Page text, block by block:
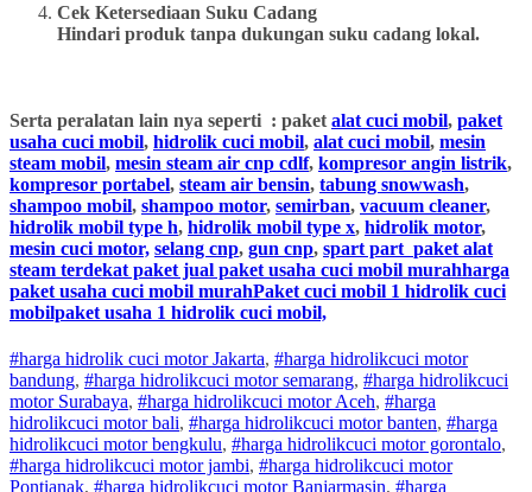
Cek Ketersediaan Suku Cadang
Hindari produk tanpa dukungan suku cadang lokal.
Serta peralatan lain nya seperti : paket alat cuci mobil, paket
usaha cuci mobil, hidrolik cuci mobil, alat cuci mobil, mesin
steam mobil, mesin steam air cnp cdlf, kompresor angin listrik,
kompresor portabel, steam air bensin, tabung snowwash,
shampoo mobil, shampoo motor, semirban, vacuum cleaner,
hidrolik mobil type h, hidrolik mobil type x, hidrolik motor,
mesin cuci motor, selang cnp, gun cnp, spart part paket alat
steam terdekat paket jual paket usaha cuci mobil murahharga
paket usaha cuci mobil murahPaket cuci mobil 1 hidrolik cuci
mobilpaket usaha 1 hidrolik cuci mobil,
#harga hidrolik cuci motor Jakarta, #harga hidrolikcuci motor
bandung, #harga hidrolikcuci motorsemarang, #harga hidrolikcuci
motorSurabaya, #harga hidrolikcuci motorAceh, #harga
hidrolikcuci motorbali, #harga hidrolikcuci motorbanten, #harga
hidrolikcuci motorbengkulu, #harga hidrolikcuci motorgorontalo,
#harga hidrolikcuci motorjambi, #harga hidrolikcuci motor
Pontianak, #harga hidrolikcuci motorBanjarmasin, #harga